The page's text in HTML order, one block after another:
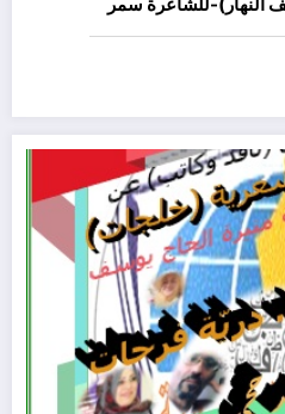
دريّة فرحات-قراءة الناقد
منذر غزالي مع
خصخوصي والشكر